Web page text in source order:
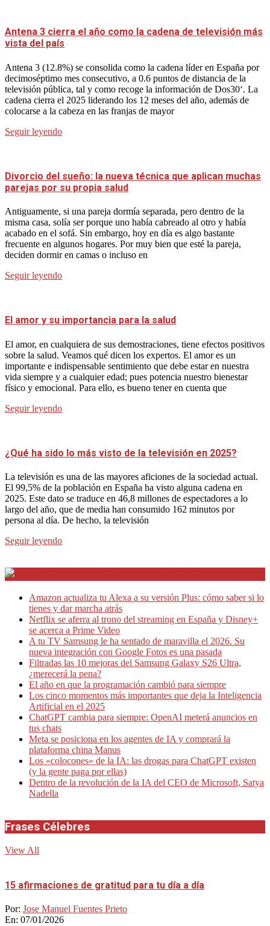
Antena 3 cierra el año como la cadena de televisión más
vista del país
Antena 3 (12.8%) se consolida como la cadena líder en España por
decimoséptimo mes consecutivo, a 0.6 puntos de distancia de la
televisión pública, tal y como recoge la información de Dos30‘. La
cadena cierra el 2025 liderando los 12 meses del año, además de
colocarse a la cabeza en las franjas de mayor
Seguir leyendo
Divorcio del sueño: la nueva técnica que aplican muchas
parejas por su propia salud
Antiguamente, si una pareja dormía separada, pero dentro de la
misma casa, solía ser porque uno había cabreado al otro y había
acabado en el sofá. Sin embargo, hoy en día es algo bastante
frecuente en algunos hogares. Por muy bien que esté la pareja,
deciden dormir en camas o incluso en
Seguir leyendo
El amor y su importancia para la salud
El amor, en cualquiera de sus demostraciones, tiene efectos positivos
sobre la salud. Veamos qué dicen los expertos. El amor es un
importante e indispensable sentimiento que debe estar en nuestra
vida siempre y a cualquier edad; pues potencia nuestro bienestar
físico y emocional. Para ello, es bueno tener en cuenta que
Seguir leyendo
¿Qué ha sido lo más visto de la televisión en 2025?
La televisión es una de las mayores aficiones de la sociedad actual.
El 99,5% de la población en España ha visto alguna cadena en
2025. Este dato se traduce en 46,8 millones de espectadores a lo
largo del año, que de media han consumido 162 minutos por
persona al día. De hecho, la televisión
Seguir leyendo
Amazon actualiza tu Alexa a su versión Plus: cómo saber si lo
tienes y dar marcha atrás
Netflix se aferra al trono del streaming en España y Disney+
se acerca a Prime Video
A tu TV Samsung le ha sentado de maravilla el 2026. Su
nueva integración con Google Fotos es una pasada
Filtradas las 10 mejoras del Samsung Galaxy S26 Ultra,
¿merecerá la pena?
El año en que la programación cambió para siempre
Los cinco momentos más importantes que deja la Inteligencia
Artificial en el 2025
ChatGPT cambia para siempre: OpenAI meterá anuncios en
tus chats
Meta se posiciona en los agentes de IA y comprará la
plataforma china Manus
Los «colocones» de la IA: las drogas para ChatGPT existen
(y la gente paga por ellas)
Dentro de la revolución de la IA del CEO de Microsoft, Satya
Nadella
Frases Célebres
View All
15 afirmaciones de gratitud para tu día a día
Por: Jose Manuel Fuentes Prieto
En: 07/01/2026